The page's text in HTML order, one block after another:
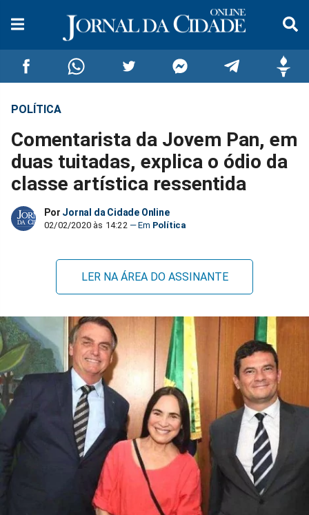
Compartilhar
no
Facebook
Compartilhar
no
Whatsapp
no
Twitter
no
Messenger
no
Telegram
no
POLÍTICA
Comentarista da Jovem Pan, em
duas tuitadas, explica o ódio da
classe artística ressentida
Por Jornal da Cidade Online
02/02/2020 às 14:22 Política
LER NA ÁREA DO ASSINANTE